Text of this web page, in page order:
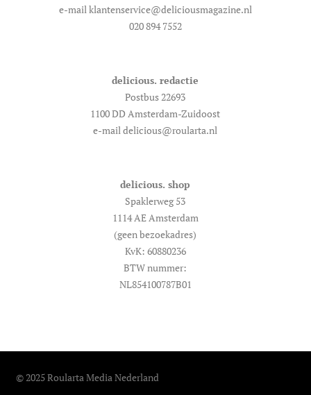
e-mail klantenservice@deliciousmagazine.nl
020 894 7552
delicious. redactie
Postbus 22693
1100 DD Amsterdam-Zuidoost
e-mail delicious@roularta.nl
delicious. shop
Spaklerweg 53
1114 AE Amsterdam
(geen bezoekadres)
KvK: 60880236
BTW nummer:
NL854100787B01
© 2025 Roularta Media Nederland